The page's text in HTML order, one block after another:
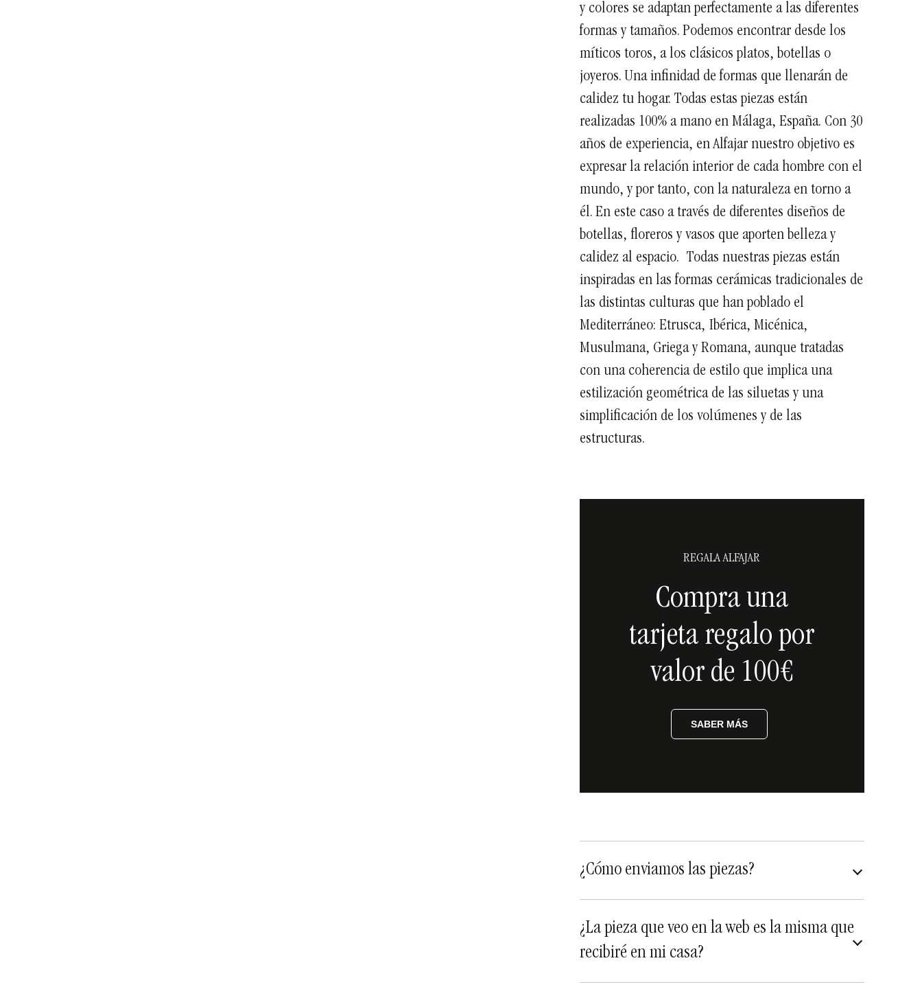
y colores se adaptan perfectamente a las diferentes
formas y tamaños. Podemos encontrar desde los
míticos toros, a los clásicos platos, botellas o
joyeros. Una infinidad de formas que llenarán de
calidez tu hogar. Todas estas piezas están
realizadas 100% a mano en Málaga, España. Con 30
años de experiencia, en Alfajar nuestro objetivo es
expresar la relación interior de cada hombre con el
mundo, y por tanto, con la naturaleza en torno a
él. En este caso a través de diferentes diseños de
botellas, floreros y vasos que aporten belleza y
calidez al espacio. Todas nuestras piezas están
inspiradas en las formas cerámicas tradicionales de
las distintas culturas que han poblado el
Mediterráneo: Etrusca, Ibérica, Micénica,
Musulmana, Griega y Romana, aunque tratadas
con una coherencia de estilo que implica una
estilización geométrica de las siluetas y una
simplificación de los volúmenes y de las
estructuras.
REGALA ALFAJAR
Compra una
tarjeta regalo por
valor de 100€
SABER MÁS
¿Cómo enviamos las piezas?
¿La pieza que veo en la web es la misma que
recibiré en mi casa?